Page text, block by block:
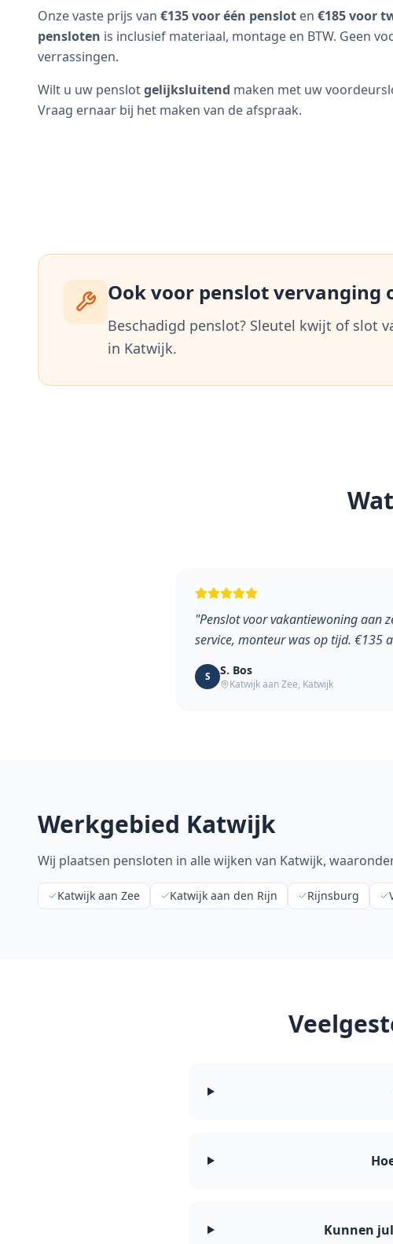
Onze vaste prijs van €135 voor één penslot en €185 voor
pensloten is inclusief materiaal, montage en BTW. Geen
verrassingen.
Wilt u uw penslotgelijksluitend maken met uw
Vraag ernaar bij het maken van de afspraak.
Ook voor penslot vervanging
Beschadigd penslot? Sleutel kwijt of slot
in Katwijk.
"Penslot voor vakantiewoning aan
service, monteur was op tijd. €135
S S. Bos
Katwijk aan Zee, Katwijk
Werkgebied Katwijk
Wij plaatsen pensloten in alle wijken van Katwijk,
Katwijk aan Zee Katwijk aan den Rijn Rijnsburg
Kunnen